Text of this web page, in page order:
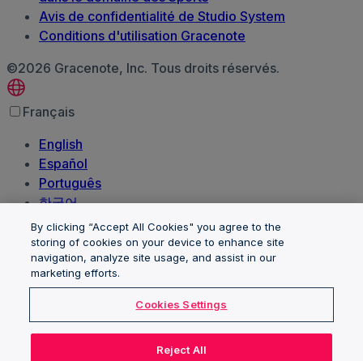
Avis de confidentialité de Studio System
Conditions d'utilisation Gracenote
©2026 Gracenote, Inc. Tous droits réservés.
Français
English
Español
Português
한국어
日本語
Polski
العربية‏
Deutsch
Nederlands
Les marques et logos des clients sont la propriété de
By clicking “Accept All Cookies" you agree to the
storing of cookies on your device to enhance site
navigation, analyze site usage, and assist in our
marketing efforts.
Cookies Settings
Reject All